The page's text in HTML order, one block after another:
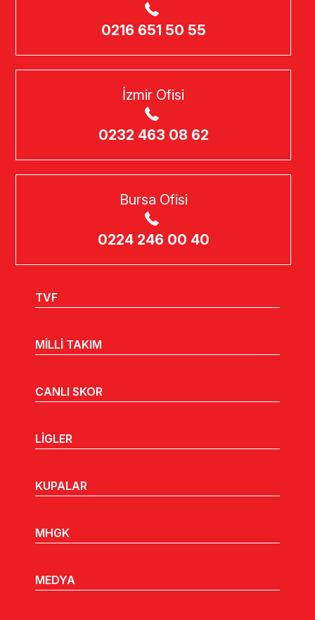
0216 651 50 55
İzmir Ofisi
0232 463 08 62
Bursa Ofisi
0224 246 00 40
TVF
MİLLİ TAKIM
CANLI SKOR
LİGLER
KUPALAR
MHGK
MEDYA